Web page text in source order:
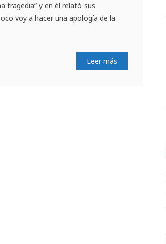
tragedia” y en él relató sus
voy a hacer una apología de la
Leer más